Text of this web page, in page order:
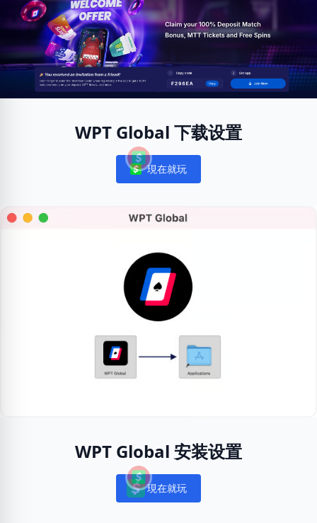
WPT Global 下载设置
Notifications
現在就玩
WPT Global 安装设置
Notifications
現在就玩